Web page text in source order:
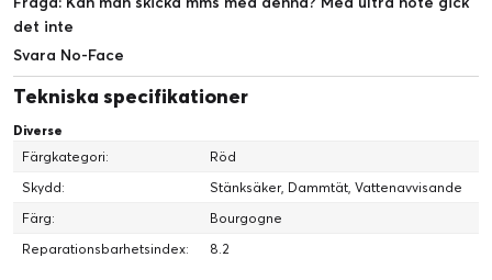
det inte
Svara No-Face
Tekniska specifikationer
Diverse
Färgkategori:
Röd
Skydd:
Stänksäker, Dammtät, Vattenavvisande
Färg:
Bourgogne
Reparationsbarhetsindex:
8.2